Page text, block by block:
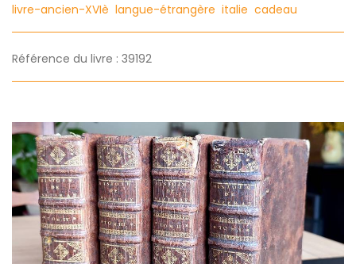
livre-ancien-XVIè langue-étrangère italie cadeau
Référence du livre : 39192